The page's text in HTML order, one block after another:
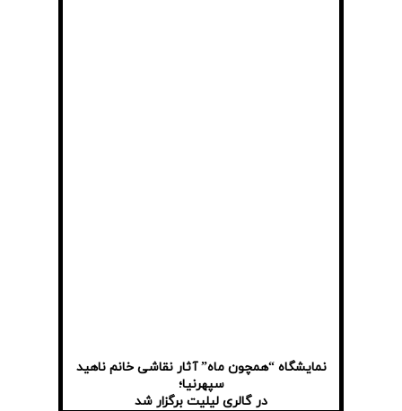
نمایشگاه “همچون ماه” آثار نقاشی خانم ناهید
سپهرنیا؛
در گالری لیلیت برگزار شد